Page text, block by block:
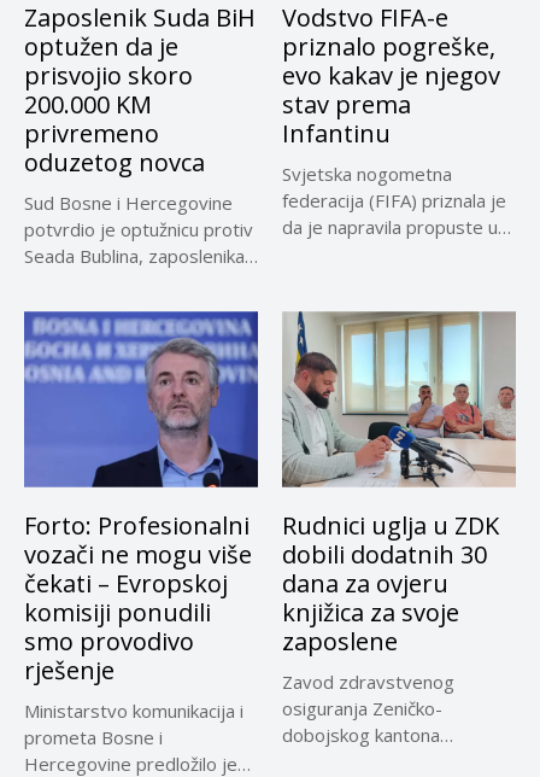
Zaposlenik Suda BiH
optužen da je
prisvojio skoro
200.000 KM
privremeno
oduzetog novca
Sud Bosne i Hercegovine
potvrdio je optužnicu protiv
Seada Bublina, zaposlenika
Vodstvo FIFA-e
priznalo pogreške,
evo kakav je njegov
stav prema
Infantinu
Svjetska nogometna
federacija (FIFA) priznala je
da je napravila propuste u
Forto: Profesionalni
vozači ne mogu više
čekati – Evropskoj
komisiji ponudili
smo provodivo
rješenje
Ministarstvo komunikacija i
prometa Bosne i
Hercegovine predložilo je
Rudnici uglja u ZDK
dobili dodatnih 30
dana za ovjeru
knjižica za svoje
zaposlene
Zavod zdravstvenog
osiguranja Zeničko-
dobojskog kantona